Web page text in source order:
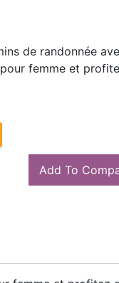
de randonnée
femme et
Add To